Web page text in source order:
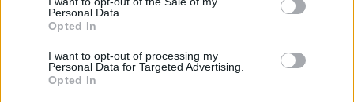
Personal Data.
Opted In
I want to opt-out of processing my
Personal Data for Targeted Advertising.
Opted In
UUTISET
F/A-18 Hornet jyrähtää ylilennolle
Jyväskylässä – katuja suljetaan